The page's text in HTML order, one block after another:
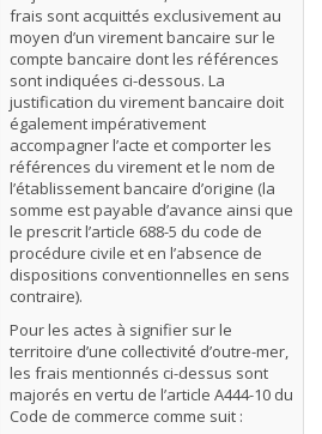
frais sont acquittés exclusivement au
moyen d’un virement bancaire sur le
compte bancaire dont les références
sont indiquées ci-dessous. La
justification du virement bancaire doit
également impérativement
accompagner l’acte et comporter les
références du virement et le nom de
l’établissement bancaire d’origine (la
somme est payable d’avance ainsi que
le prescrit l’article 688-5 du code de
procédure civile et en l’absence de
dispositions conventionnelles en sens
contraire).
Pour les actes à signifier sur le
territoire d’une collectivité d’outre-mer,
les frais mentionnés ci-dessus sont
majorés en vertu de l’article A444-10 du
Code de commerce comme suit :